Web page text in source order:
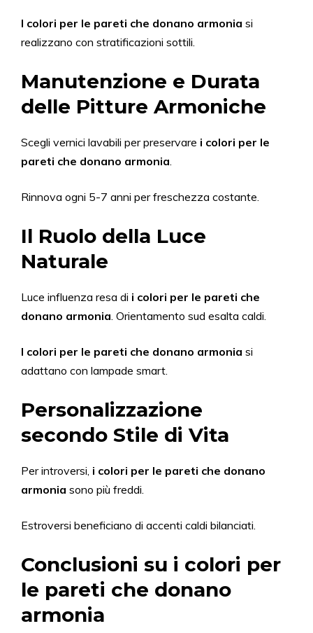
I colori per le pareti che donano armonia si
realizzano con stratificazioni sottili.
Manutenzione e Durata
delle Pitture Armoniche
Scegli vernici lavabili per preservare i colori per le
pareti che donano armonia.
Rinnova ogni 5-7 anni per freschezza costante.
Il Ruolo della Luce
Naturale
Luce influenza resa di i colori per le pareti che
donano armonia. Orientamento sud esalta caldi.
I colori per le pareti che donano armonia si
adattano con lampade smart.
Personalizzazione
secondo Stile di Vita
Per introversi, i colori per le pareti che donano
armonia sono più freddi.
Estroversi beneficiano di accenti caldi bilanciati.
Conclusioni su i colori per
le pareti che donano
armonia